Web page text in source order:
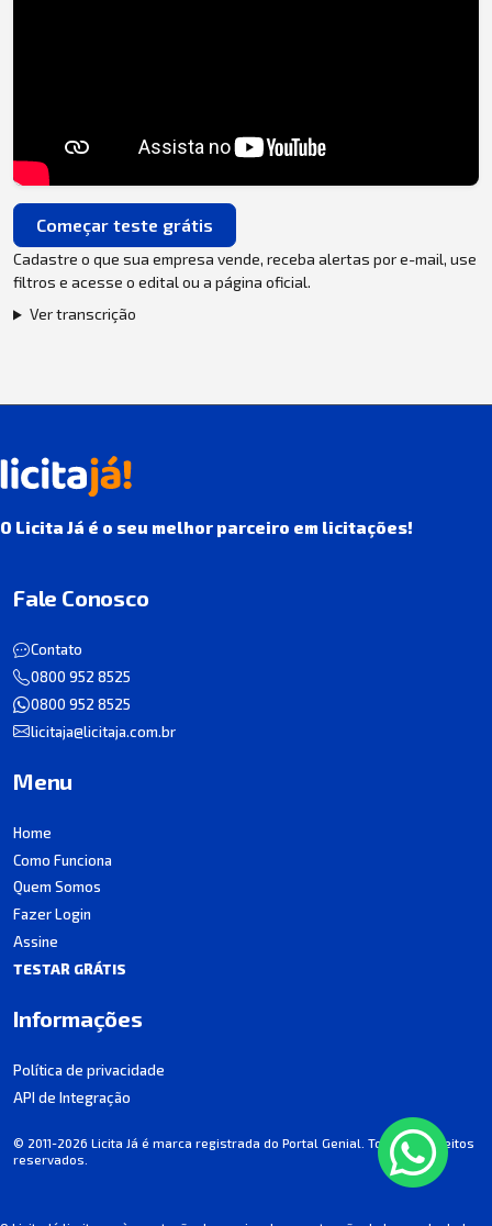
Começar teste grátis
Cadastre o que sua empresa vende, receba alertas por e-mail, use
filtros e acesse o edital ou a página oficial.
Ver transcrição
O Licita Já é o seu melhor parceiro em licitações!
Fale Conosco
Contato
0800 952 8525
0800 952 8525
licitaja@licitaja.com.br
Menu
Home
Como Funciona
Quem Somos
Fazer Login
Assine
TESTAR GRÁTIS
Informações
Política de privacidade
API de Integração
© 2011-2026 Licita Já é marca registrada do Portal Genial. Todos os direitos
reservados.